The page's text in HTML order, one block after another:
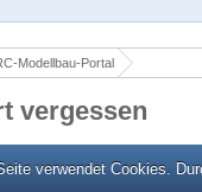
Modellbau-Portal
vergessen
verwendet Cookies.